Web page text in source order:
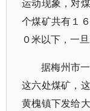
运动现象，对
个煤矿共有１
０米以下，一
据梅州市
这六处煤矿，
黄槐镇下发给